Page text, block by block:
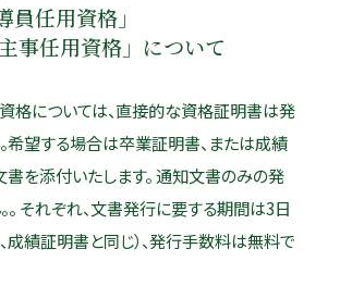
員任用資格」
事任用資格」について
格については、直接的な資格証明書は発
希望する場合は卒業証明書、または成績
を添付いたします。 通知文書のみの発
。 それぞれ、文書発行に要する期間は3日
成績証明書と同じ）、発行手数料は無料で